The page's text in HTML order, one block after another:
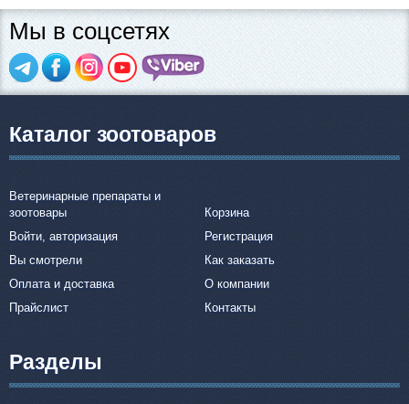
Мы в соцсетях
Каталог зоотоваров
Ветеринарные препараты и
зоотовары
Корзина
Войти, авторизация
Регистрация
Вы смотрели
Как заказать
Оплата и доставка
О компании
Прайслист
Контакты
Разделы
Популярні зоотовари
Архів / Знято з виробництва